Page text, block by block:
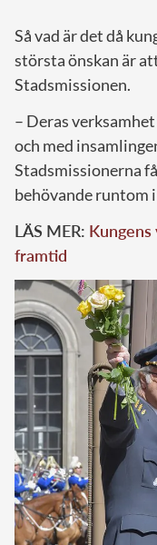
Så vad är det då
största önskan är
Stadsmissionen.
– Deras
och med
Stadsmissionerna
behövande runtom
LÄS MER: Kungens
framtid